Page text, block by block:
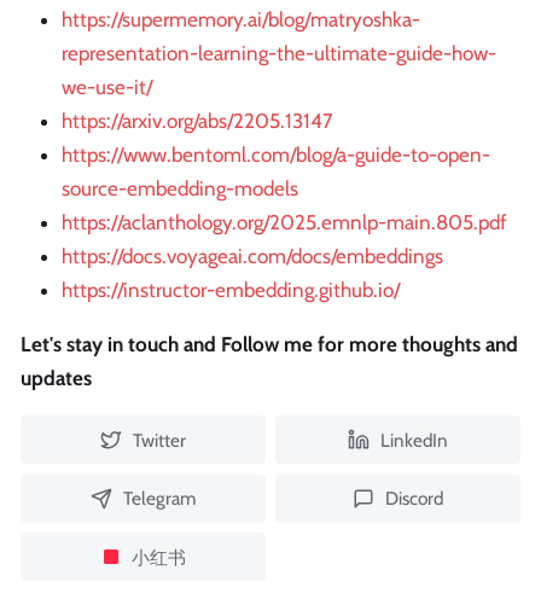
https://supermemory.ai/blog/matryoshka-
representation-learning-the-ultimate-guide-how-
we-use-it/
https://arxiv.org/abs/2205.13147
https://www.bentoml.com/blog/a-guide-to-open-
source-embedding-models
https://aclanthology.org/2025.emnlp-main.805.pdf
https://docs.voyageai.com/docs/embeddings
https://instructor-embedding.github.io/
Let's stay in touch and Follow me for more thoughts and
updates
Twitter LinkedIn
Telegram Discord
小红书